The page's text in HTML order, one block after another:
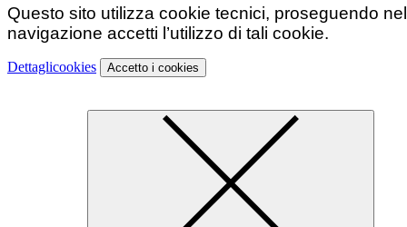
Questo sito utilizza cookie tecnici, proseguendo
navigazione accetti l’utilizzo di tali cookie.
Dettaglicookies Accetto i cookies